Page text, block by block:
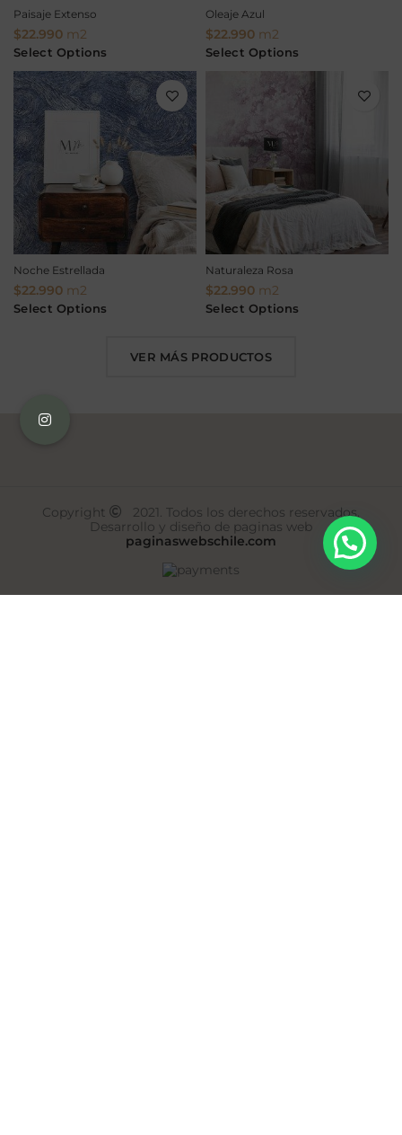
Paisaje Extenso
$22.990 m2
Select Options
Oleaje Azul
$22.990 m2
Select Options
Noche Estrellada
$22.990 m2
Select Options
Naturaleza Rosa
$22.990 m2
Select Options
VER MÁS PRODUCTOS
Copyright
2021. Todos los derechos reservados.
Desarrollo y diseño de paginas web
paginaswebschile.com